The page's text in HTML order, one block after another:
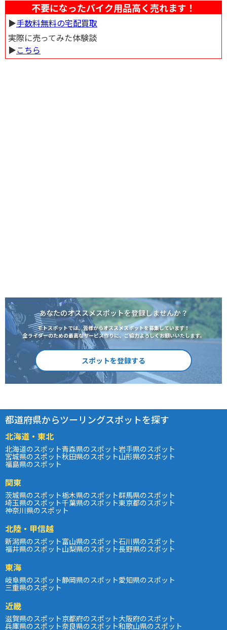
ェクションマッピングを採用し、見応えたっぷり。
不要になったバイク用品高く売れます！
▶︎手数料無料の宅配買取
実際に売ってみた体験談
▶︎こちら
あなたのオススメスポットを登録しませんか？
モトスポットでは、皆様からオススメスポットを募集しています！
全ライダーのための最高なサービス作りに、ご協力よろしくお願いいたします。
スポットを登録する
都道府県からツーリングスポットを探す
北海道・東北
北海道のスポット青森県のスポット岩手県のスポット
宮城県のスポット秋田県のスポット山形県のスポット
福島県のスポット
関東
茨城県のスポット栃木県のスポット群馬県のスポット
埼玉県のスポット千葉県のスポット東京都のスポット
神奈川県のスポット
北陸・甲信越
新潟県のスポット富山県のスポット石川県のスポット
福井県のスポット山梨県のスポット長野県のスポット
東海
岐阜県のスポット静岡県のスポット愛知県のスポット
三重県のスポット
近畿
滋賀県のスポット京都府のスポット大阪府のスポット
兵庫県のスポット奈良県のスポット和歌山県のスポット